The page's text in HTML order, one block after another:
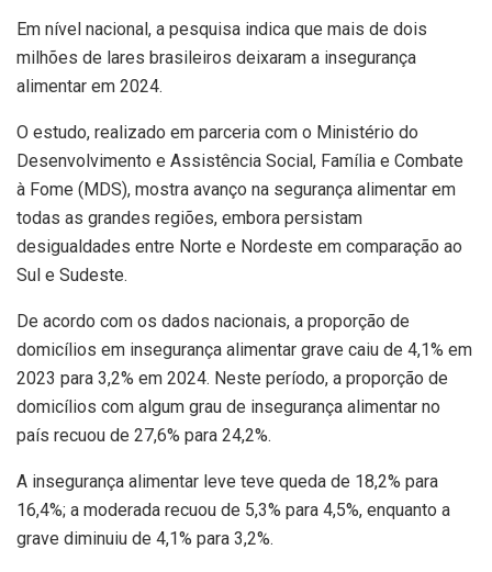
Em nível nacional, a pesquisa indica que mais de dois
milhões de lares brasileiros deixaram a insegurança
alimentar em 2024.
O estudo, realizado em parceria com o Ministério do
Desenvolvimento e Assistência Social, Família e Combate
à Fome (MDS), mostra avanço na segurança alimentar em
todas as grandes regiões, embora persistam
desigualdades entre Norte e Nordeste em comparação ao
Sul e Sudeste.
De acordo com os dados nacionais, a proporção de
domicílios em insegurança alimentar grave caiu de 4,1% em
2023 para 3,2% em 2024. Neste período, a proporção de
domicílios com algum grau de insegurança alimentar no
país recuou de 27,6% para 24,2%.
A insegurança alimentar leve teve queda de 18,2% para
16,4%; a moderada recuou de 5,3% para 4,5%, enquanto a
grave diminuiu de 4,1% para 3,2%.